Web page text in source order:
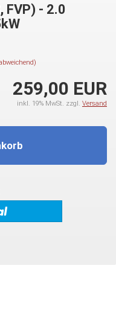
FVP) - 2.0
259,00 EUR
inkl. 19% MwSt. zzgl. Versand